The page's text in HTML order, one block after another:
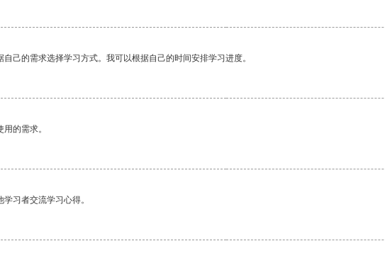
己的需求选择学习方式。我可以根据自己的时间安排学习进度。
的需求。
习者交流学习心得。